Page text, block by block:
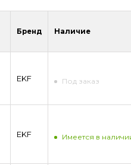
Бренд Наличие
EKF Под заказ
EKF Имеется в